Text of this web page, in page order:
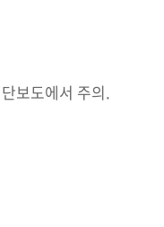
보도에서 주의.